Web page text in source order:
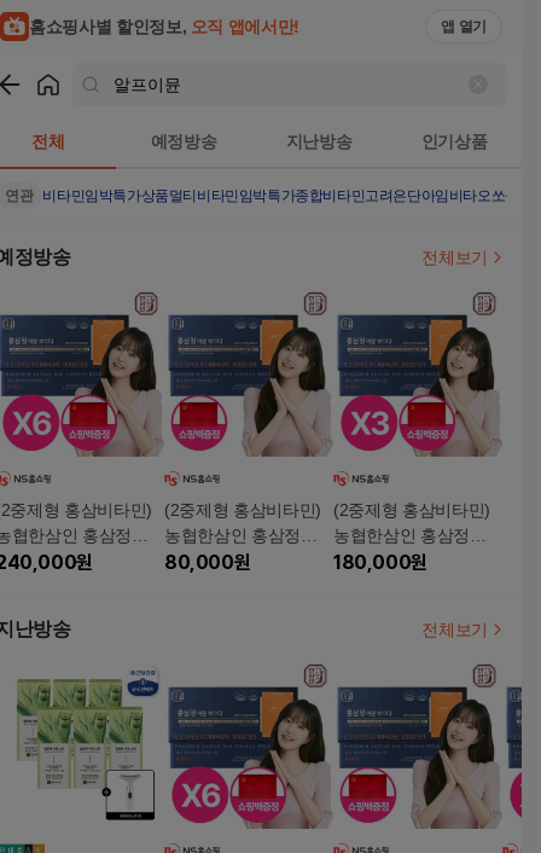
홈쇼핑사별 할인정보, 오직 앱에서만! 앱 열기
전체 예정방송 지난방송 인기상품
연관 비타민임박특가상품멀티비타민 임박특가종합비타민고려은단아임비타오쏘몰이
정방송 전체보기
중제형 홍삼비타민)
협한삼인 홍삼정이
부스터 6박스+쇼핑
원
(2중제형 홍삼비타민)
농협한삼인 홍삼정이
뮨부스터 1박스(12병)
80,000원
(2중제형 홍삼비타민)
농협한삼인 홍삼정이
뮨부스터 3박스+쇼핑
180,000원
난방송 전체보기